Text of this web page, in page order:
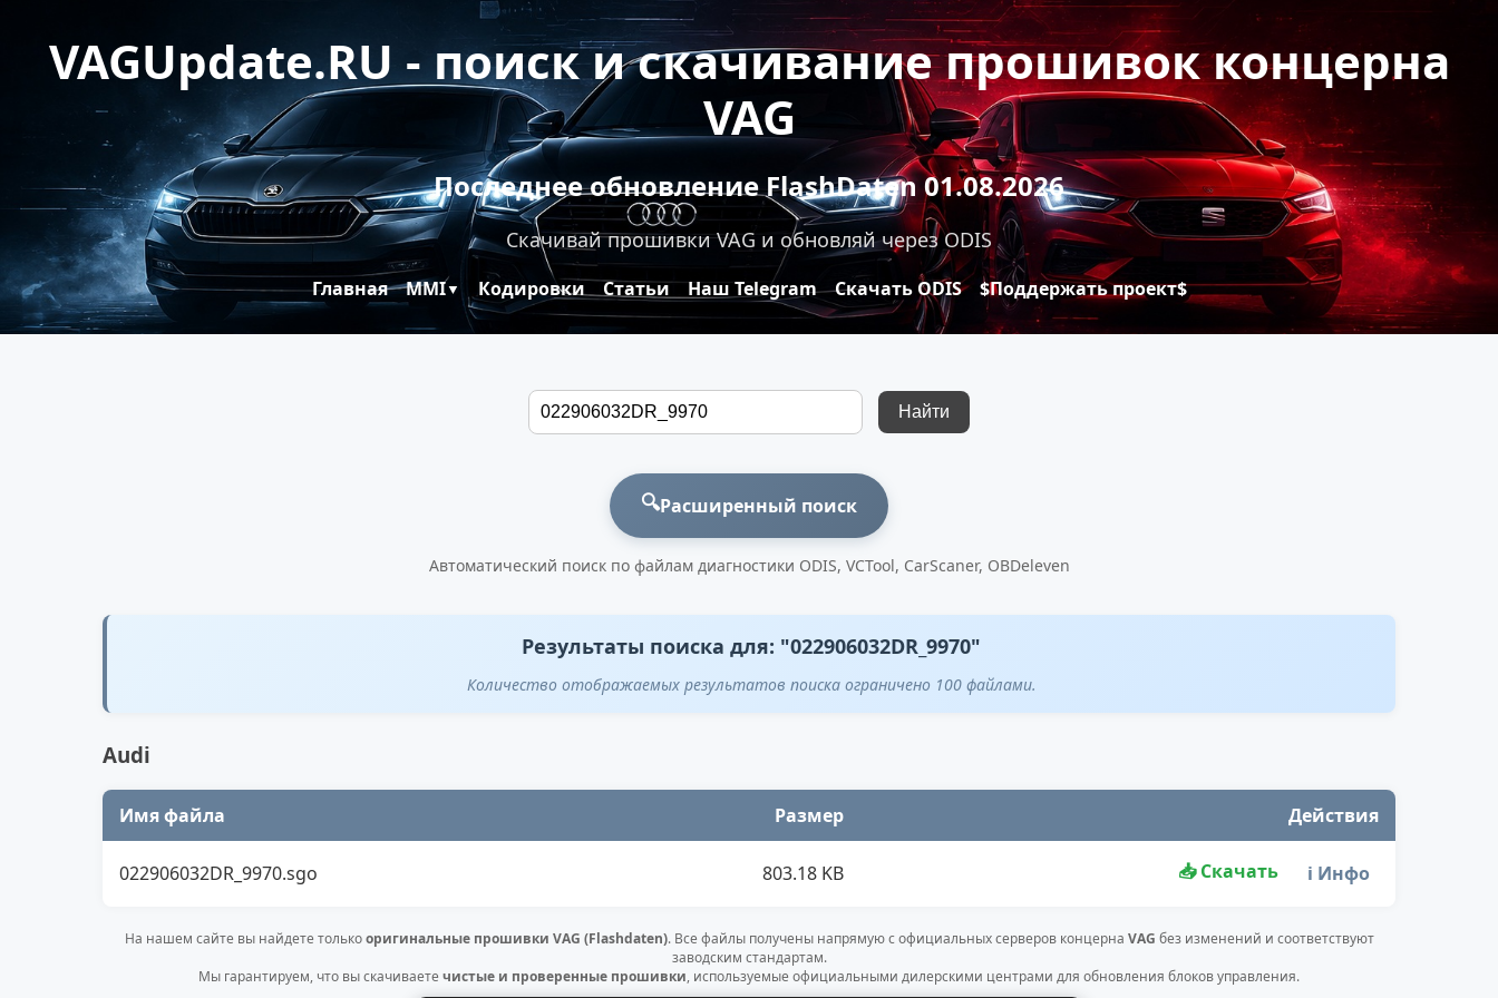
VAGUpdate.RU - поиск и скачивание прошивок концерна
VAG
Последнее обновление FlashDaten 01.08.2026
Скачивай прошивки VAG и обновляй через ODIS
Главная MMI▼ Кодировки Статьи Наш Telegram Скачать ODIS $Поддержать проект$
Найти
🔍Расширенный поиск
Автоматический поиск по файлам диагностики ODIS, VCTool, CarScaner, OBDeleven
Результаты поиска для: "022906032DR_9970"
Количество отображаемых результатов поиска ограничено 100 файлами.
Audi
Имя файла Размер Действия
022906032DR_9970.sgo 803.18 KB 📥 Скачать ℹ️ Инфо
На нашем сайте вы найдете толькооригинальные прошивки VAG (Flashdaten). Все файлы получены напрямую с официальных серверов концерна VAG без изменений и соответствуют
заводским стандартам.
Мы гарантируем, что вы скачиваете чистые и проверенные прошивки, используемые официальными дилерскими центрами для обновления блоков управления.